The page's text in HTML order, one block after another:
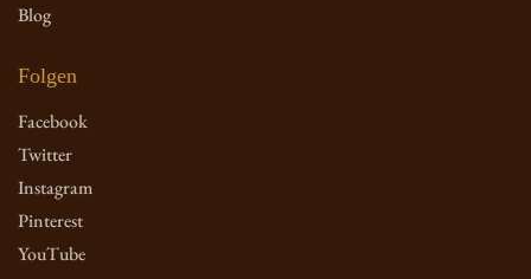
Blog
Folgen
Facebook
Twitter
Instagram
Pinterest
YouTube